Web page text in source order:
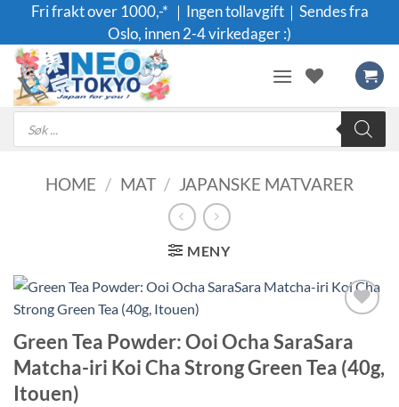
content
Fri frakt over 1000,-* ｜Ingen tollavgift｜Sendes fra
Oslo, innen 2-4 virkedager :)
Products
search
HOME / MAT / JAPANSKE MATVARER
MENY
ønskeliste
Green Tea Powder: Ooi Ocha SaraSara
Matcha-iri Koi Cha Strong Green Tea (40g,
Itouen)